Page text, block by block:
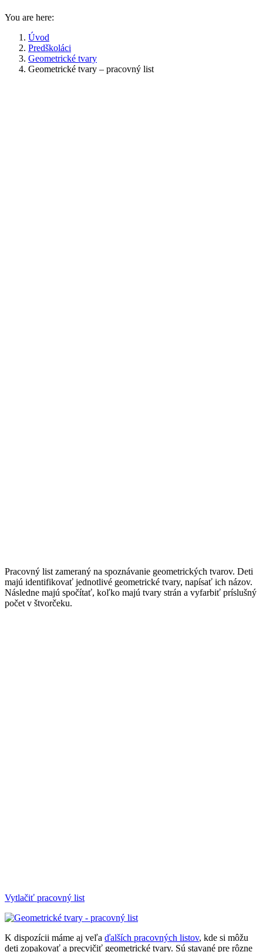
You are here:
Úvod
Predškoláci
Geometrické tvary
Geometrické tvary – pracovný list
Pracovný list zameraný na spoznávanie geometrických tvarov. Deti
majú identifikovať jednotlivé geometrické tvary, napísať ich názov.
Následne majú spočítať, koľko majú tvary strán a vyfarbiť príslušný
počet v štvorčeku.
Vytlačiť pracovný list
K dispozícii máme aj veľa ďalších pracovných listov, kde si môžu
deti zopakovať a precvičiť geometrické tvary. Sú stavané pre rôzne